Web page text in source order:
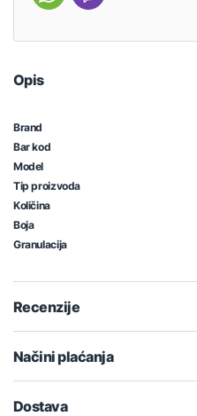
Opis
Brand
Bar kod
Model
Tip proizvoda
Količina
Boja
Granulacija
Recenzije
Načini plaćanja
Dostava